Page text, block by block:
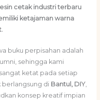
cetak industri terbaru
ketajaman warna
buku perpisahan adalah
sehingga kami
ketat pada setiap
berlangsung di Bantul, DIY,
konsep kreatif impian